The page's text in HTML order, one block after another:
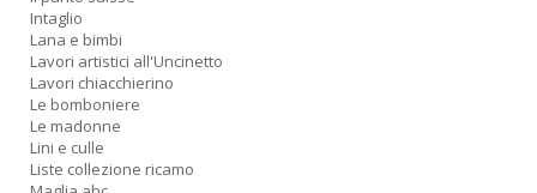
Intaglio
Lana e bimbi
Lavori artistici all'Uncinetto
Lavori chiacchierino
Le bomboniere
Le madonne
Lini e culle
Liste collezione ricamo